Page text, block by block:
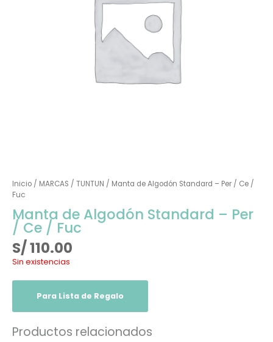
Inicio/ MARCAS / TUNTUN / Manta de Algodón Standard – Per / Ce /
Fuc
Manta de Algodón Standard – Per
/ Ce / Fuc
S/110.00
Sin existencias
Para Lista de Regalo
Productos relacionados